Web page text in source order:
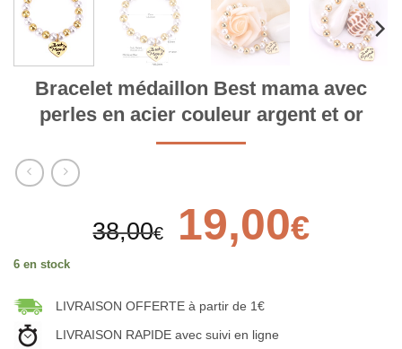
Bracelet médaillon Best mama avec
perles en acier couleur argent et or
38,00€
Le
prix
initial
38,00€.
19,00€prix
6 en stock
LIVRAISON OFFERTE à partir de 1€
LIVRAISON RAPIDE avec suivi en ligne